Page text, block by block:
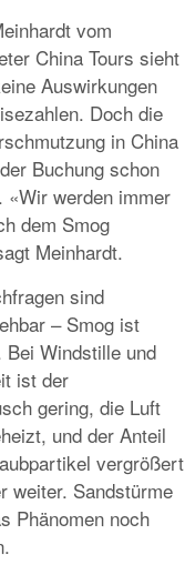
vom
China Tours sieht
Auswirkungen
Doch die
in China
Buchung schon
«Wir werden immer
dem Smog
Meinhardt.
sind
– Smog ist
Bei Windstille und
ist der
gering, die Luft
und der Anteil
vergrößert
weiter. Sandstürme
Phänomen noch